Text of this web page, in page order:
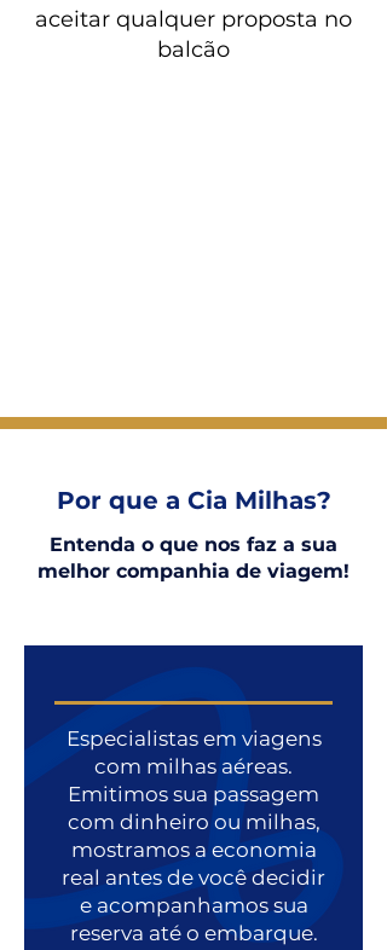
aceitar qualquer proposta no
balcão
Por que a Cia Milhas?
Entenda o que nos faz a sua
melhor companhia de viagem!
Especialistas em viagens
com milhas aéreas.
Emitimos sua passagem
com dinheiro ou milhas,
mostramos a economia
real antes de você decidir
e acompanhamos sua
reserva até o embarque.